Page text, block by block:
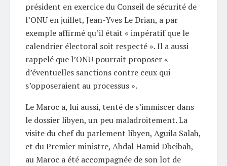
président en exercice du Conseil de sécurité de
l’ONU en juillet, Jean-Yves Le Drian, a par
exemple affirmé qu’il était « impératif que le
calendrier électoral soit respecté ». Il a aussi
rappelé que l’ONU pourrait proposer «
d’éventuelles sanctions contre ceux qui
s’opposeraient au processus ».
Le Maroc a, lui aussi, tenté de s’immiscer dans
le dossier libyen, un peu maladroitement. La
visite du chef du parlement libyen, Aguila Salah,
et du Premier ministre, Abdal Hamid Dbeibah,
au Maroc a été accompagnée de son lot de